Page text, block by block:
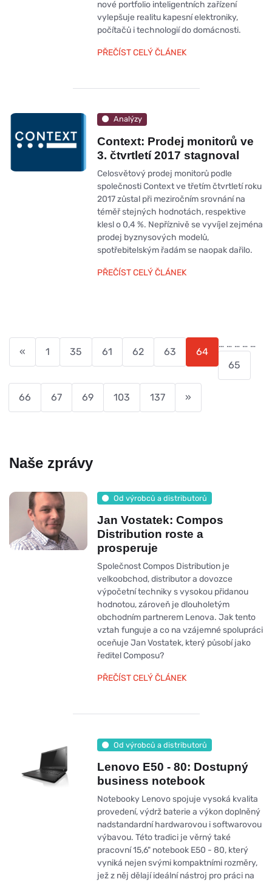
nové portfolio inteligentních zařízení
vylepšuje realitu kapesní elektroniky,
počítačů i technologií do domácnosti.
PŘEČÍST CELÝ ČLÁNEK
Analýzy
Context: Prodej monitorů ve
3. čtvrtletí 2017 stagnoval
Celosvětový prodej monitorů podle
společnosti Context ve třetím čtvrtletí roku
2017 zůstal při meziročním srovnání na
téměř stejných hodnotách, respektive
klesl o 0,4 %. Nepříznivě se vyvíjel zejména
prodej byznysových modelů,
spotřebitelským řadám se naopak dařilo.
PŘEČÍST CELÝ ČLÁNEK
« 1
…
35
…
61 62 63
64
65
66 67
…
69
…
103
…
137 »
Naše zprávy
Od výrobců a distributorů
Jan Vostatek: Compos
Distribution roste a
prosperuje
Společnost Compos Distribution je
velkoobchod, distributor a dovozce
výpočetní techniky s vysokou přidanou
hodnotou, zároveň je dlouholetým
obchodním partnerem Lenova. Jak tento
vztah funguje a co na vzájemné spolupráci
oceňuje Jan Vostatek, který působí jako
ředitel Composu?
PŘEČÍST CELÝ ČLÁNEK
Od výrobců a distributorů
Lenovo E50 - 80: Dostupný
business notebook
Notebooky Lenovo spojuje vysoká kvalita
provedení, výdrž baterie a výkon doplněný
nadstandardní hardwarovou i softwarovou
výbavou. Této tradici je věrný také
pracovní 15,6" notebook E50 - 80, který
vyniká nejen svými kompaktními rozměry,
jež z něj dělají ideální nástroj pro práci na